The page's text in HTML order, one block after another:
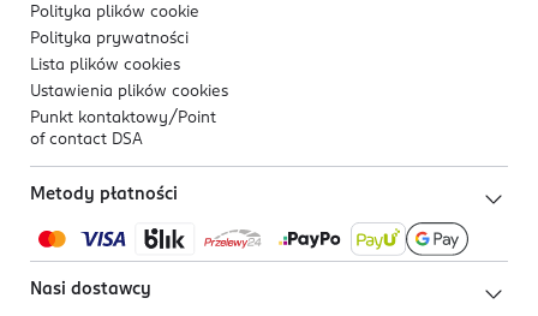
Polityka plików cookie
Polityka prywatności
Lista plików cookies
Ustawienia plików cookies
Punkt kontaktowy/ Point
of contact DSA
Metody płatności
Nasi dostawcy